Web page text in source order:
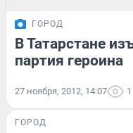
ГОРОД
В Татарстане
партия героина
27 ноября, 2012, 14:07
ГОРОД